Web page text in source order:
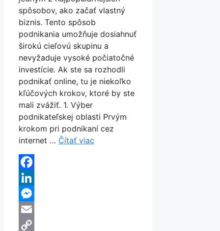
spôsobov, ako začať vlastný
biznis. Tento spôsob
podnikania umožňuje dosiahnuť
širokú cieľovú skupinu a
nevyžaduje vysoké počiatočné
investície. Ak ste sa rozhodli
podnikať online, tu je niekoľko
kľúčových krokov, ktoré by ste
mali zvážiť. 1. Výber
podnikateľskej oblasti Prvým
krokom pri podnikaní cez
internet … Čítať viac
Facebook
LinkedIn
Messenger
Email